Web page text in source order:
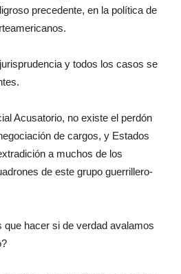
precedente, en la política de
y todos los casos se
Acusatorio, no existe el perdón
de cargos, y Estados
a muchos de los
de este grupo guerrillero-
hacer si de verdad avalamos